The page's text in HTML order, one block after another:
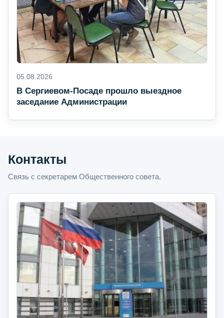
05.08.2026
В Сергиевом-Посаде прошло выездное
заседание Администрации
Контакты
Связь с секретарем Общественного совета.